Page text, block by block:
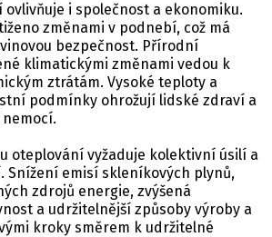
i společnost a ekonomiku.
změnami v podnebí, což má
bezpečnost. Přírodní
klimatickými změnami vedou k
ztrátám. Vysoké teploty a
podmínky ohrožují lidské zdraví a
oteplování vyžaduje kolektivní úsilí a
emisí skleníkových plynů,
zdrojů energie, zvýšená
a udržitelnější způsoby výroby a
kroky směrem k udržitelné